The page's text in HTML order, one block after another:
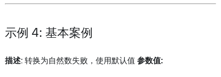
示例 4: 基本案例
描述: 转换为自然数失败，使用默认值 参数值: